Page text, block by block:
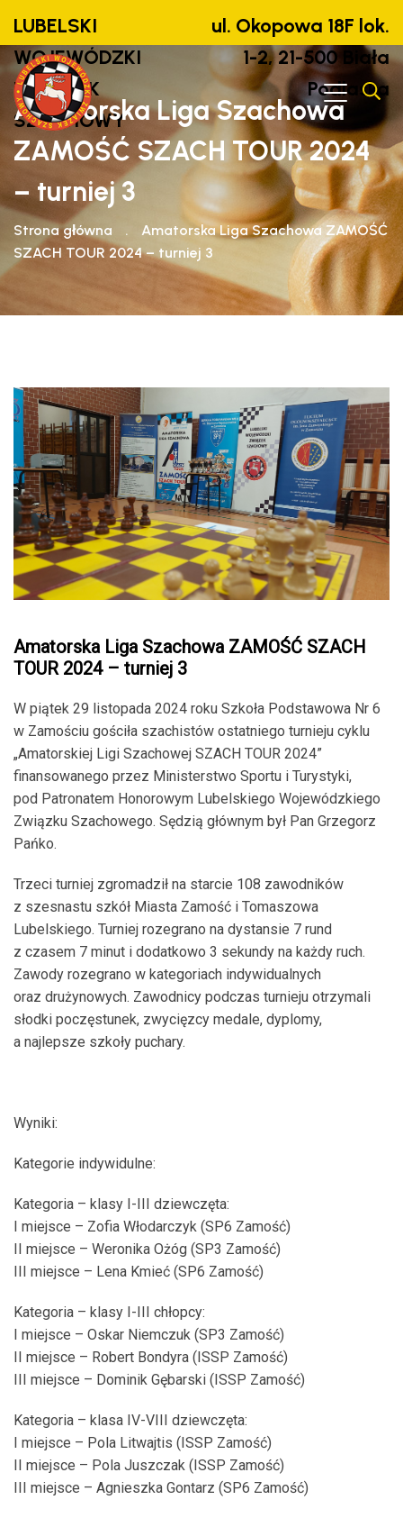
LUBELSKI
WOJEWÓDZKI
ZWIĄZEK
SZACHOWY
ul. Okopowa 18F lok.
1-2, 21-500 Biała
Podlaska
Amatorska Liga Szachowa
ZAMOŚĆ SZACH TOUR 2024
– turniej 3
Strona główna .
Amatorska Liga Szachowa ZAMOŚĆ
SZACH TOUR 2024 – turniej 3
Amatorska Liga Szachowa ZAMOŚĆ SZACH
TOUR 2024 – turniej 3
W piątek 29 listopada 2024 roku Szkoła Podstawowa Nr 6
w Zamościu gościła szachistów ostatniego turnieju cyklu
„Amatorskiej Ligi Szachowej SZACH TOUR 2024”
finansowanego przez Ministerstwo Sportu i Turystyki,
pod Patronatem Honorowym Lubelskiego Wojewódzkiego
Związku Szachowego. Sędzią głównym był Pan Grzegorz
Pańko.
Trzeci turniej zgromadził na starcie 108 zawodników
z szesnastu szkół Miasta Zamość i Tomaszowa
Lubelskiego. Turniej rozegrano na dystansie 7 rund
z czasem 7 minut i dodatkowo 3 sekundy na każdy ruch.
Zawody rozegrano w kategoriach indywidualnych
oraz drużynowych. Zawodnicy podczas turnieju otrzymali
słodki poczęstunek, zwycięzcy medale, dyplomy,
a najlepsze szkoły puchary.
Wyniki:
Kategorie indywidulne:
Kategoria – klasy I-III dziewczęta:
I miejsce – Zofia Włodarczyk (SP6 Zamość)
II miejsce – Weronika Ożóg (SP3 Zamość)
III miejsce – Lena Kmieć (SP6 Zamość)
Kategoria – klasy I-III chłopcy:
I miejsce – Oskar Niemczuk (SP3 Zamość)
II miejsce – Robert Bondyra (ISSP Zamość)
III miejsce – Dominik Gębarski (ISSP Zamość)
Kategoria – klasa IV-VIII dziewczęta:
I miejsce – Pola Litwajtis (ISSP Zamość)
II miejsce – Pola Juszczak (ISSP Zamość)
III miejsce – Agnieszka Gontarz (SP6 Zamość)